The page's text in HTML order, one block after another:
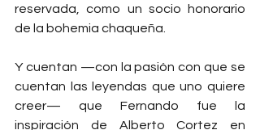
reservada, como un socio honorario
de la bohemia chaqueña.
Y cuentan —con la pasión con que se
cuentan las leyendas que uno quiere
creer— que Fernando fue la
inspiración de Alberto Cortez en